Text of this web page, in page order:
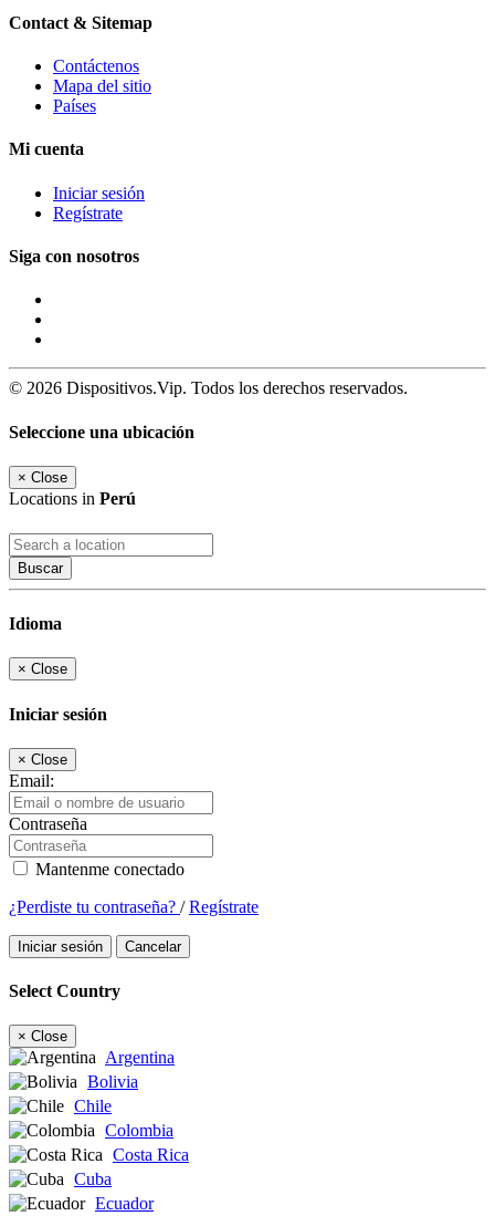
Contact & Sitemap
Contáctenos
Mapa del sitio
Países
Mi cuenta
Iniciar sesión
Regístrate
Siga con nosotros
© 2026 Dispositivos.Vip. Todos los derechos reservados.
Seleccione una ubicación
× Close
Locations in Perú
Buscar
Idioma
× Close
Iniciar sesión
× Close
Email:
Contraseña
Mantenme conectado
¿Perdiste tu contraseña? /Regístrate
Iniciar sesión Cancelar
Select Country
× Close
Argentina
Bolivia
Chile
Colombia
Costa Rica
Cuba
Ecuador